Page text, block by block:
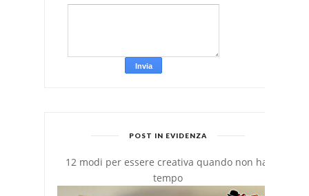
POST IN EVIDENZA
12 modi per essere creativa quando non hai
tempo